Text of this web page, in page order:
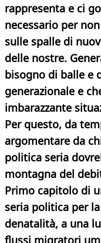
rappresenta e ci
necessario per
sulle spalle di
delle nostre.
bisogno di balle e
generazionale e
imbarazzante
Per questo, da
argomentare da
politica seria
montagna del
Primo capitolo di
seria politica per
denatalità, a una
flussi migratori